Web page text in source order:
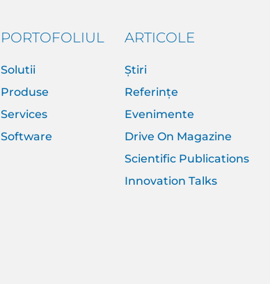
PORTOFOLIUL
Solutii
Produse
Services
Software
ARTICOLE
Știri
Referințe
Evenimente
Drive On Magazine
Scientific Publications
Innovation Talks